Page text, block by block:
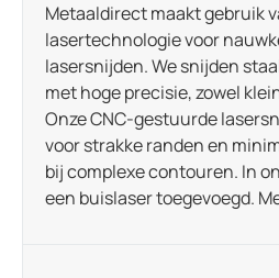
Metaaldirect maakt gebruik
lasertechnologie voor
lasersnijden. We snijden
met hoge precisie, zowel
Onze CNC-gestuurde
voor strakke randen en
bij complexe contouren. In
een buislaser toegevoegd.